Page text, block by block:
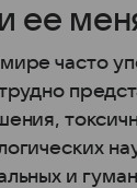
ее
часто
и